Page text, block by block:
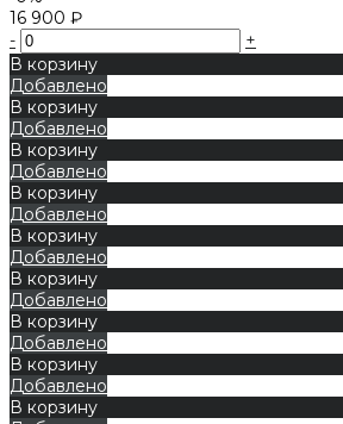
16 900 ₽
-
+
В корзину
Добавлено
В корзину
Добавлено
В корзину
Добавлено
В корзину
Добавлено
В корзину
Добавлено
В корзину
Добавлено
В корзину
Добавлено
В корзину
Добавлено
В корзину